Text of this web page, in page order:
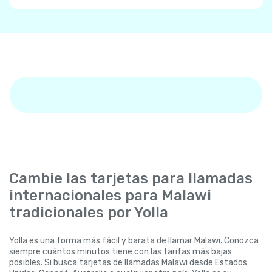
Cambie las tarjetas para llamadas
internacionales para Malawi
tradicionales por Yolla
Yolla es una forma más fácil y barata de llamar Malawi. Conozca
siempre cuántos minutos tiene con las tarifas más bajas
posibles. Si busca tarjetas de llamadas Malawi desde Estados